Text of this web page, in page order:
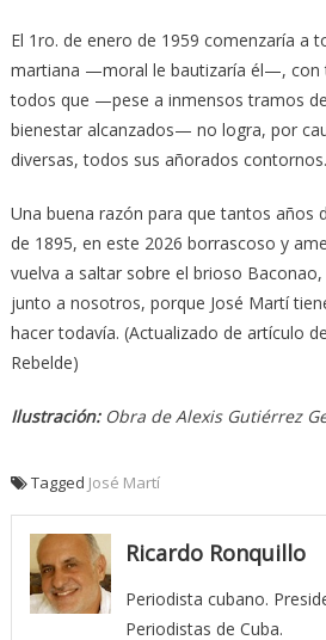
El 1ro. de enero de 1959 comenzaría a
martiana —moral le bautizaría él—, con
todos que —pese a inmensos tramos
bienestar alcanzados— no logra, por
diversas, todos sus añorados contornos.
Una buena razón para que tantos años
de 1895, en este 2026 borrascoso y
vuelva a saltar sobre el brioso
junto a nosotros, porque José Martí
hacer todavía. (Actualizado de artículo
Rebelde)
Ilustración:Obra de Alexis Gutiérrez
Tagged José Martí
Ricardo Ronquillo
Periodista cubano.
Periodistas de Cuba.